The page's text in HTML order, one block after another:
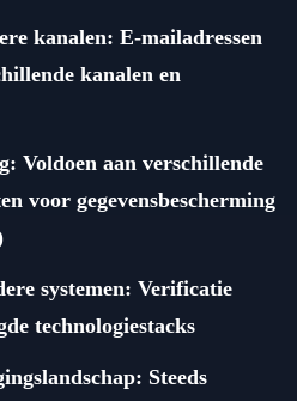
kanalen: E-mailadressen
kanalen en
Voldoen aan verschillende
voor gegevensbescherming
systemen: Verificatie
technologiestacks
Steeds